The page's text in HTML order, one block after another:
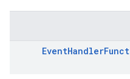
EventHandlerFunct